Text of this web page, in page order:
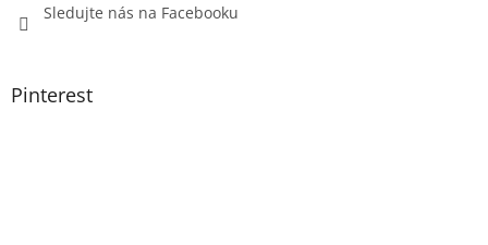
Sledujte nás na Facebooku
Pinterest